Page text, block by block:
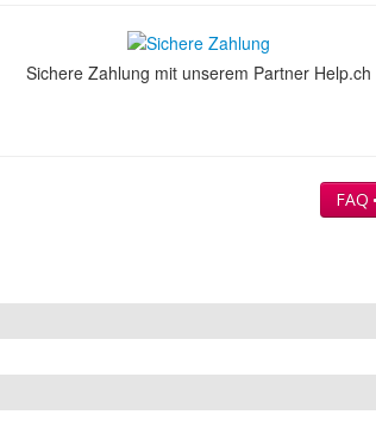
Sichere Zahlung mit unserem Partner Help.ch
FAQ